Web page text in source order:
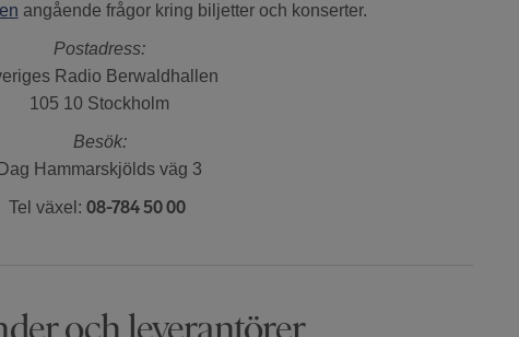
angående frågor kring biljetter och konserter.
Postadress:
Radio Berwaldhallen
105 10 Stockholm
Besök:
Dag Hammarskjölds väg 3
Tel växel: 08-784 50 00